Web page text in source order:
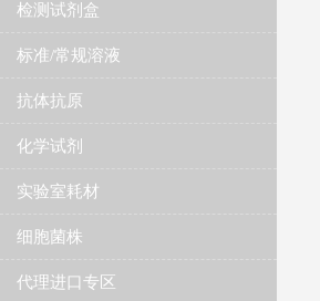
检测试剂盒
标准/常规溶液
抗体抗原
化学试剂
实验室耗材
细胞菌株
代理进口专区